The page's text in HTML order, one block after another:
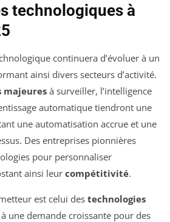
technologiques à
continuera d’évoluer à un
ainsi divers secteurs d’activité.
majeuresà surveiller, l’intelligence
automatique tiendront une
une automatisation accrue et une
Des entreprises pionnières
pour personnaliser
ainsi leur compétitivité.
est celui des technologies
une demande croissante pour des